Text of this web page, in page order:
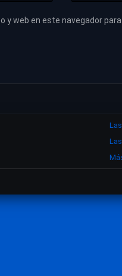
y web en este navegador